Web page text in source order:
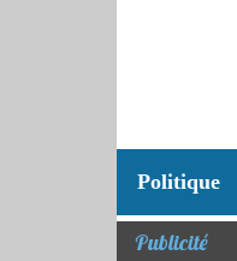
Politique
Publicité